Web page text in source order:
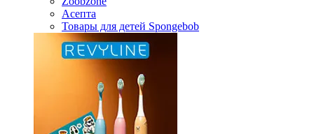
Асепта
Товары для детей Spongebob